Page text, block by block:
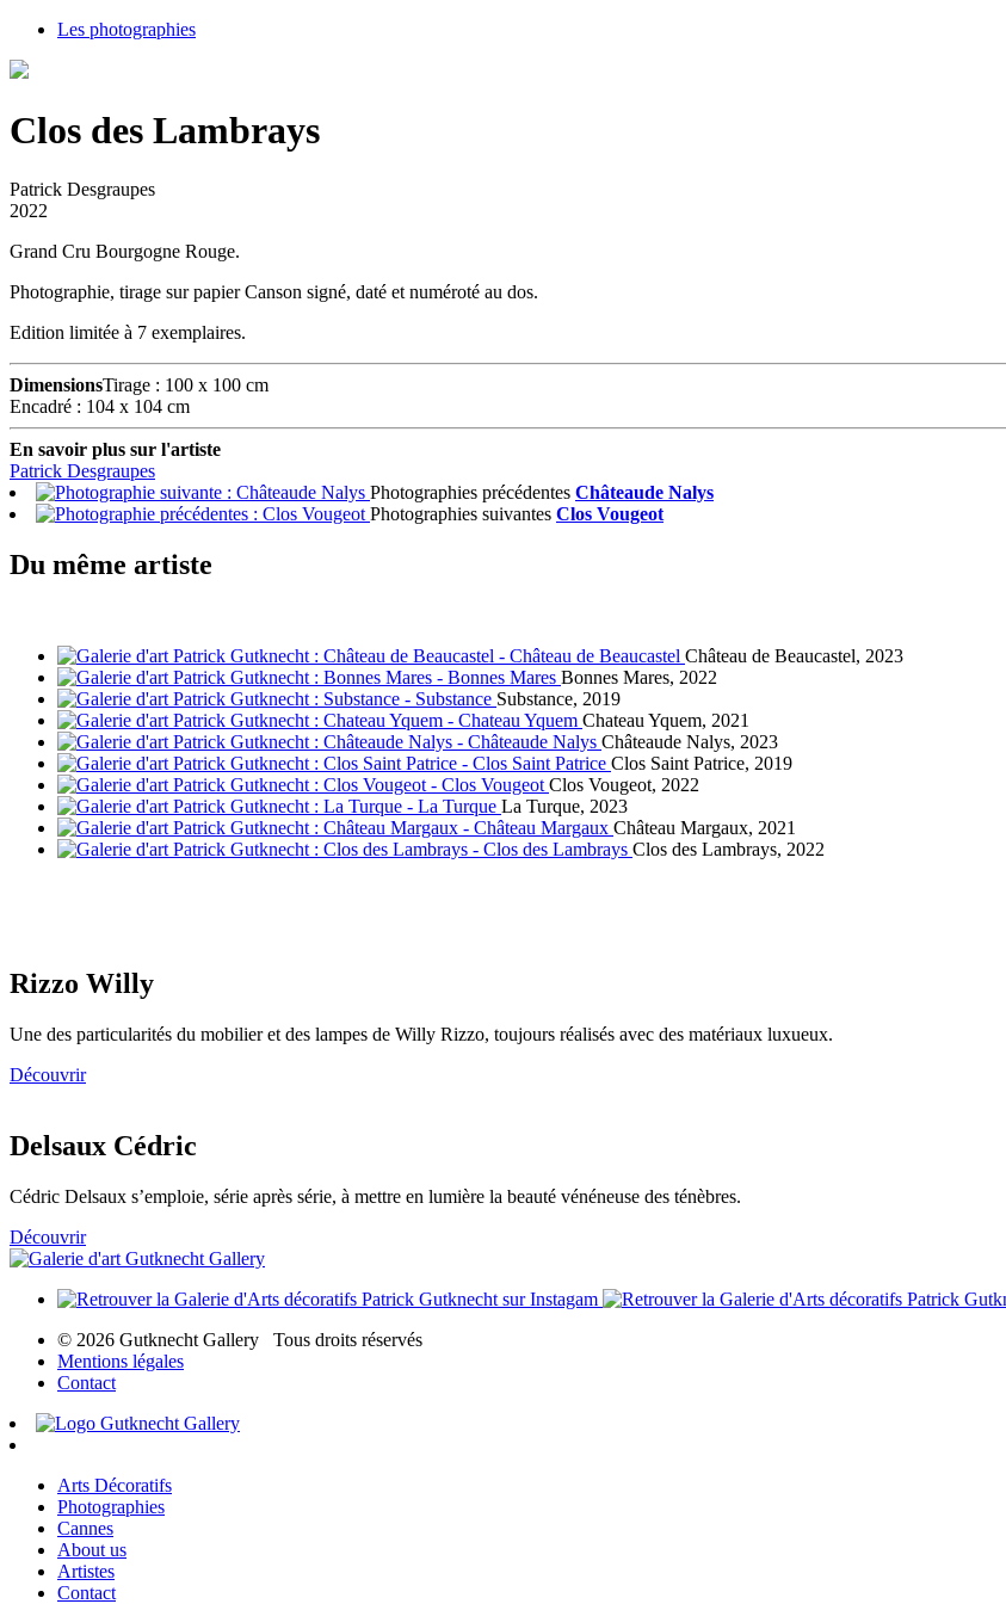
Les photographies
Clos des Lambrays
Patrick Desgraupes
2022
Grand Cru Bourgogne Rouge.
Photographie, tirage sur papier Canson signé, daté et numéroté au dos.
Edition limitée à 7 exemplaires.
DimensionsTirage : 100 x 100 cm
Encadré : 104 x 104 cm
En savoir plus sur l'artiste
Patrick Desgraupes
Photographies précédentes Châteaude Nalys
Photographies suivantes Clos Vougeot
Du même artiste
Château de Beaucastel, 2023
Bonnes Mares, 2022
Substance, 2019
Chateau Yquem, 2021
Châteaude Nalys, 2023
Clos Saint Patrice, 2019
Clos Vougeot, 2022
La Turque, 2023
Château Margaux, 2021
Clos des Lambrays, 2022
Rizzo Willy
Une des particularités du mobilier et des lampes de Willy Rizzo, toujours réalisés avec des matériaux luxueux.
Découvrir
Delsaux Cédric
Cédric Delsaux s’emploie, série après série, à mettre en lumière la beauté vénéneuse des ténèbres.
Découvrir
© 2026 Gutknecht Gallery Tous droits réservés
Mentions légales
Contact
Arts Décoratifs
Photographies
Cannes
About us
Artistes
Contact